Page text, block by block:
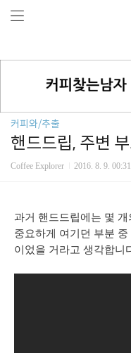
커피와/추출
핸드드립, 주변
Coffee Explorer 2016. 8. 9. 00:31
과거 핸드드립에는 몇
중요하게 여기던 부분
이었을 거라고 생각합니